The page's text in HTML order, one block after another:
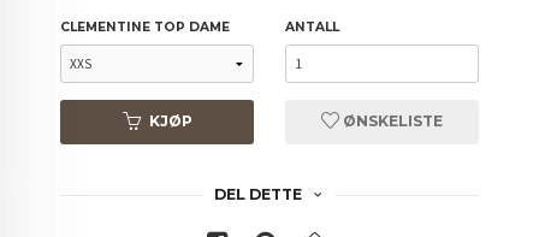
CLEMENTINE TOP DAME ANTALL
KJØP ØNSKELISTE
DEL DETTE